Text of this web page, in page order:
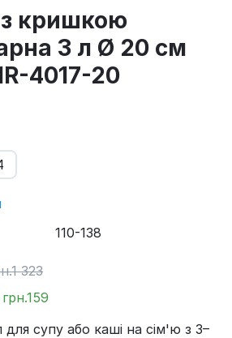
кришкою
3 л Ø 20 см
4017-20
110-138
1 323
159
супу або каші на сім'ю з 3–